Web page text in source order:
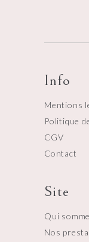
Info
Mentions
Politique
CGV
Contact
Site
Qui
Nos